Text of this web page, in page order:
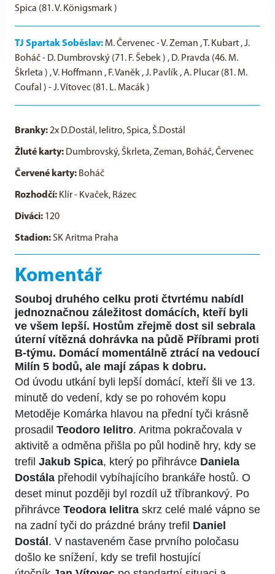
Spica (81. V. Königsmark )
TJ Spartak Soběslav: M. Červenec - V. Zeman , T. Kubart , J.
Boháč - D. Dumbrovský (71. F. Šebek ) , D. Pravda (46. M.
Škrleta ) , V. Hoffmann , F. Vaněk , J. Pavlík , A. Plucar (81. M.
Coufal ) - J. Vítovec (81. L. Macák )
Branky:2x D.Dostál, Ielitro, Spica, Š.Dostál
Žluté karty: Dumbrovský, Škrleta, Zeman, Boháč, Červenec
Červené karty: Boháč
Rozhodčí: Klír - Kvaček, Rázec
Diváci: 120
Stadion: SK Aritma Praha
Komentář
Souboj druhého celku proti čtvrtému nabídl
jednoznačnou záležitost domácích, kteří byli
ve všem lepší. Hostům zřejmě dost sil sebrala
úterní vítězná dohrávka na půdě Příbrami proti
B-týmu. Domácí momentálně ztrácí na vedoucí
Milín 5 bodů, ale mají zápas k dobru.
Od úvodu utkání byli lepší domácí, kteří šli ve 13.
minutě do vedení, kdy se po rohovém kopu
Metoděje Komárka hlavou na přední tyči krásně
prosadil Teodoro Ielitro. Aritma pokračovala v
aktivitě a odměna přišla po půl hodině hry, kdy se
trefil Jakub Spica, který po přihrávce Daniela
Dostála přehodil vybíhajícího brankáře hostů. O
deset minut později byl rozdíl už tříbrankový. Po
přihrávce Teodora Ielitra skrz celé malé vápno se
na zadní tyči do prázdné brány trefil Daniel
Dostál . V nastaveném čase prvního poločasu
došlo ke snížení, kdy se trefil hostující